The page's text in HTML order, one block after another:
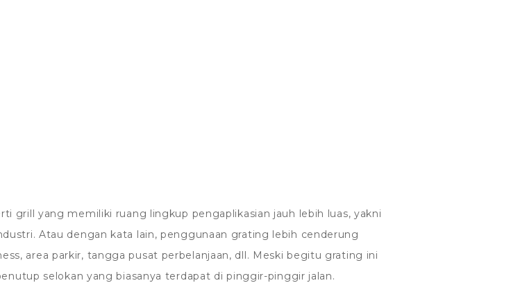
grill yang memiliki ruang lingkup pengaplikasian jauh lebih luas, yakni
Atau dengan kata lain, penggunaan grating lebih cenderung
area parkir, tangga pusat perbelanjaan, dll. Meski begitu grating ini
selokan yang biasanya terdapat di pinggir-pinggir jalan.